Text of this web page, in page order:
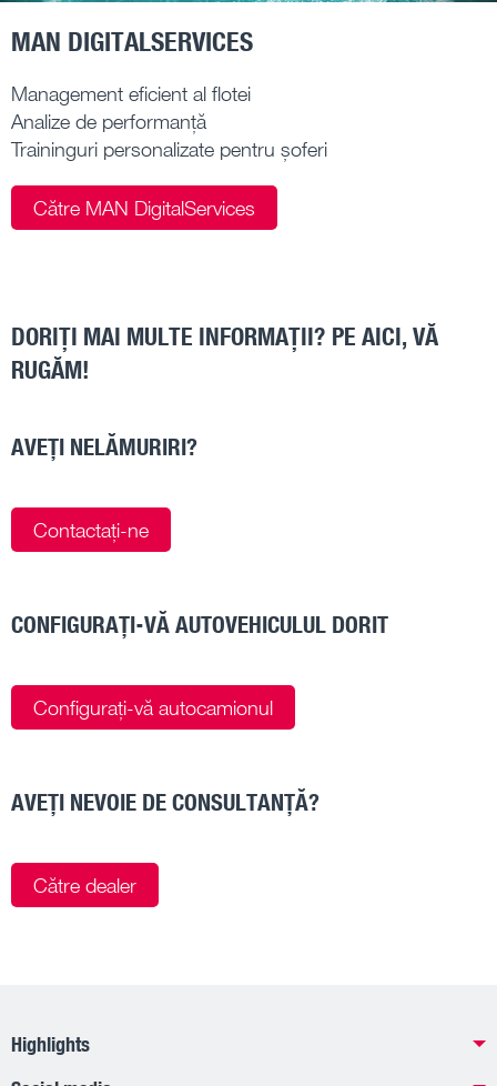
MAN DIGITALSERVICES
Management eficient al flotei
Analize de performanță
Traininguri personalizate pentru șoferi
Către MAN DigitalServices
DORIȚI MAI MULTE INFORMAȚII? PE AICI, VĂ
RUGĂM!
AVEȚI NELĂMURIRI?
Contactați-ne
CONFIGURAȚI-VĂ AUTOVEHICULUL DORIT
Configurați-vă autocamionul
AVEȚI NEVOIE DE CONSULTANȚĂ?
Către dealer
Highlights